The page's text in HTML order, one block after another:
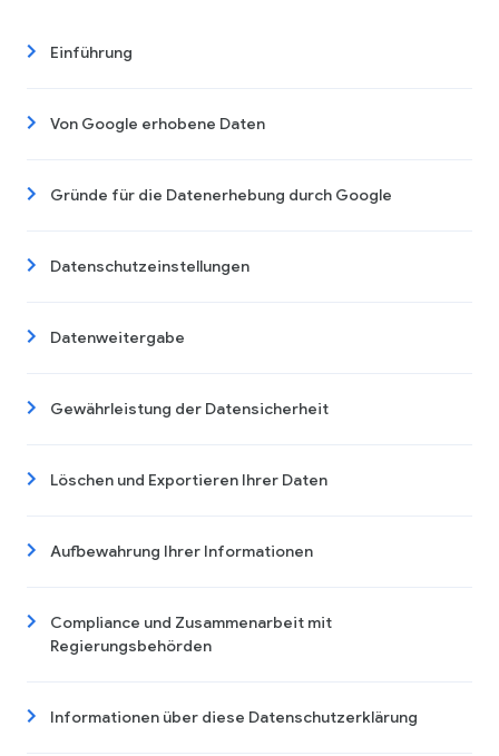
Einführung
Von Google erhobene Daten
Gründe für die Datenerhebung durch Google
Datenschutzeinstellungen
Datenweitergabe
Gewährleistung der Datensicherheit
Löschen und Exportieren Ihrer Daten
Aufbewahrung Ihrer Informationen
Compliance und Zusammenarbeit mit
Regierungsbehörden
Informationen über diese Datenschutzerklärung